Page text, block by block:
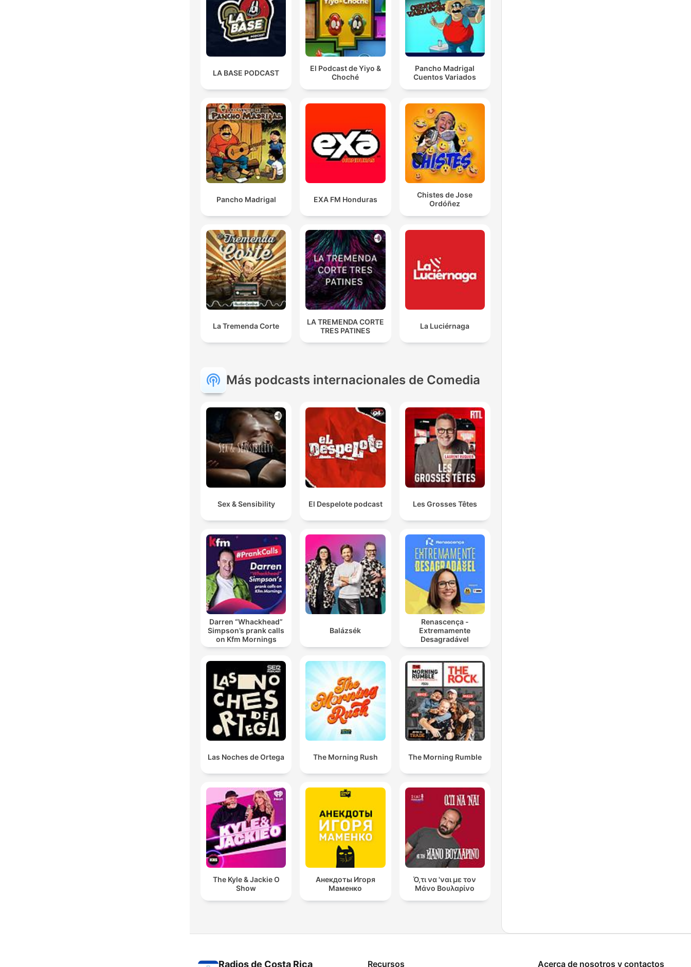
LA BASE PODCAST
El Podcast de Yiyo &
Choché
Pancho Madrigal
Cuentos Variados
Pancho Madrigal EXA FM Honduras
Chistes de Jose
Ordóñez
La Tremenda Corte
LA TREMENDA CORTE
TRES PATINES
La Luciérnaga
Más podcasts internacionales de Comedia
Sex & Sensibility El Despelote podcast Les Grosses Têtes
Darren “Whackhead”
Simpson’s prank calls
on Kfm Mornings
Balázsék
Renascença -
Extremamente
Desagradável
Las Noches de Ortega The Morning Rush The Morning Rumble
The Kyle & Jackie O
Show
Анекдоты Игоря
Маменко
Ό,τι να 'ναι με τον
Μάνο Βουλαρίνο
Radios de Costa Rica Recursos Acerca de nosotros y contactos